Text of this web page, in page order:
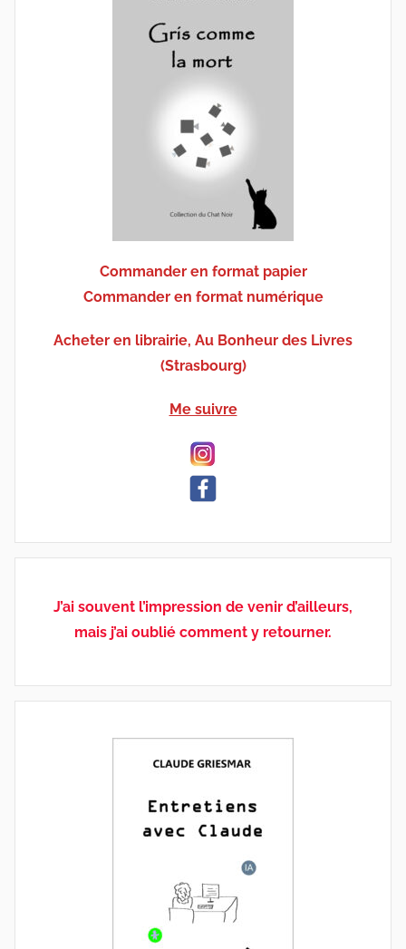
Commander en format papier
Commander en format numérique
Acheter en librairie, Au Bonheur des Livres
(Strasbourg)
Me suivre
J’ai souvent l’impression de venir d’ailleurs,
mais j’ai oublié comment y retourner.